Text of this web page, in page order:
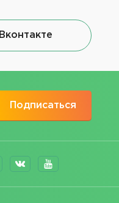
Вконтакте
Подписаться